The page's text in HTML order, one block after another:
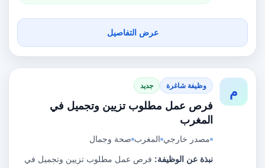
عرض التفاصيل
م وظيفة شاغرة جديد
فرص عمل مطلوب تزيين وتجميل في
المغرب
مصدر خارجي المغرب صحة وجمال
نبذة عن الوظيفة: فرص عمل مطلوب تزيين وتجميل في